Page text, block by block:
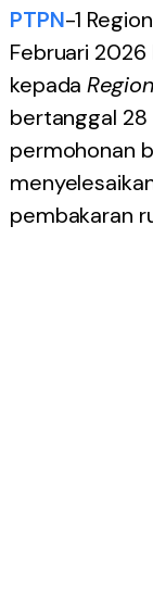
PTPN-1
Februari
kepada
bertanggal 28
permohonan
pembakaran